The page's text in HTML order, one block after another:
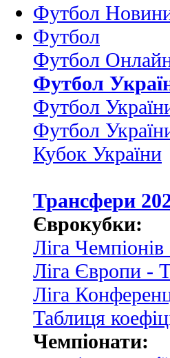
Футбол
Футбол
Футбол
Футбол
Футбол
Футбол
Кубок України
Трансфери
Єврокубки:
Ліга
Ліга Європи -
Ліга
Таблиця
Чемпіонати: